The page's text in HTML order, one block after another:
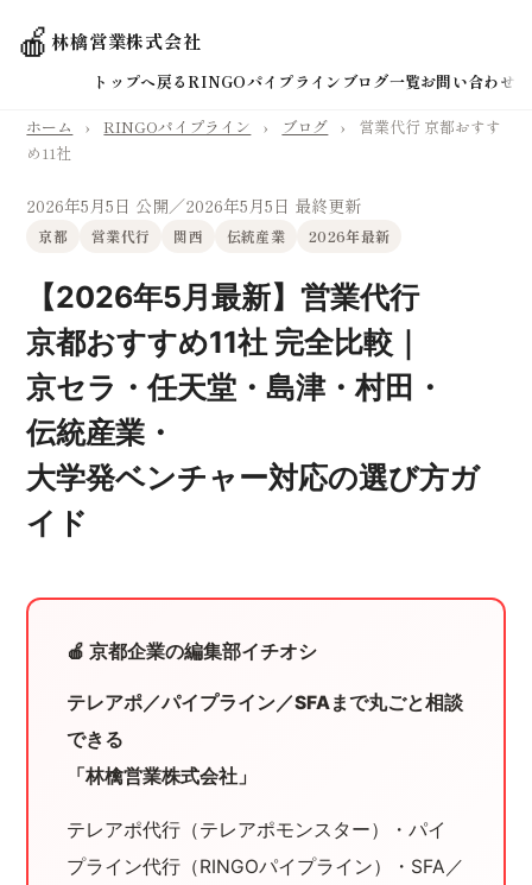
🍎林檎営業株式会社
トップへ戻るRINGOパイプライン ブログ一覧お問い合わせ
ホーム
› RINGOパイプライン › ブログ ›
営業代行 京都おすす
め11社
2026年5月5日 公開／2026年5月5日 最終更新
京都 営業代行 関西 伝統産業 2026年最新
【2026年5月最新】営業代行
京都おすすめ11社 完全比較｜
京セラ・任天堂・島津・村田・
伝統産業・
大学発ベンチャー対応の選び方ガ
イド
🍎 京都企業の編集部イチオシ
テレアポ／パイプライン／SFAまで丸ごと相談
できる
「林檎営業株式会社」
テレアポ代行（テレアポモンスター）・パイ
プライン代行（RINGOパイプライン）・SFA／